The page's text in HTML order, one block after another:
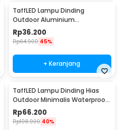
TaffLED Lampu Dinding
Outdoor Aluminium
Waterproof LED 3W Warm
White - WD079
Rp36.200
Rp64.900 45%
+ Keranjang
TaffLED Lampu Dinding Hias
Outdoor Minimalis Waterproof
Warm White 6W - NR-10
Rp66.200
Rp108.900 40%